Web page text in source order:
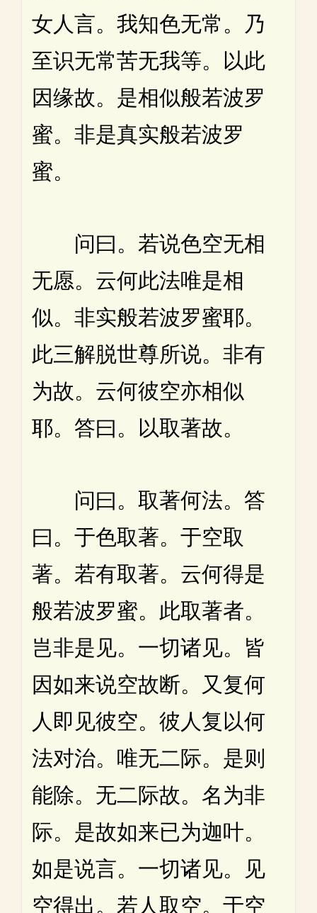
女人言。我知色无常。乃
至识无常苦无我等。以此
因缘故。是相似般若波罗
蜜。非是真实般若波罗
蜜。
问曰。若说色空无相
无愿。云何此法唯是相
似。非实般若波罗蜜耶。
此三解脱世尊所说。非有
为故。云何彼空亦相似
耶。答曰。以取著故。
问曰。取著何法。答
曰。于色取著。于空取
著。若有取著。云何得是
般若波罗蜜。此取著者。
岂非是见。一切诸见。皆
因如来说空故断。又复何
人即见彼空。彼人复以何
法对治。唯无二际。是则
能除。无二际故。名为非
际。是故如来已为迦叶。
如是说言。一切诸见。见
空得出。若人取空。于空